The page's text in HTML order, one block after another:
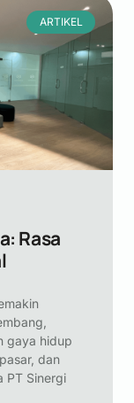
ARTIKEL
Rasa
gaya hidup
dan
PT Sinergi